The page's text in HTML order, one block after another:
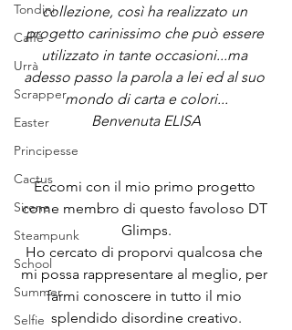
Tondini
Caffè
Urrà
Scrapper
Easter
Principesse
Cactus
Sirene
Steampunk
School
Summer
Selfie
collezione, così ha realizzato un
progetto carinissimo che può essere
utilizzato in tante occasioni...ma
adesso passo la parola a lei ed al suo
mondo di carta e colori...
Benvenuta ELISA
Eccomi con il mio primo progetto
come membro di questo favoloso DT
Glimps.
Ho cercato di proporvi qualcosa che
mi possa rappresentare al meglio, per
farmi conoscere in tutto il mio
splendido disordine creativo.